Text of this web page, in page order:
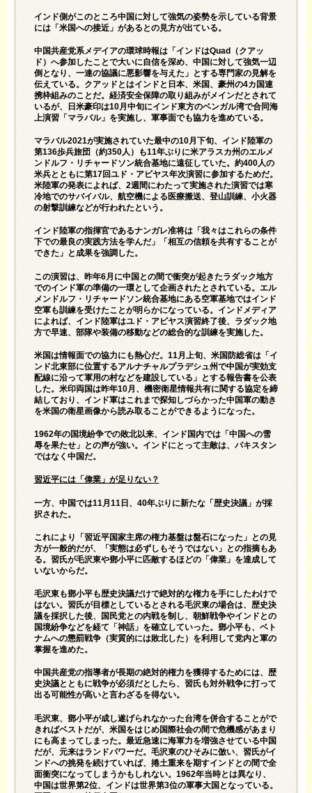
インド側がこのところ中国に対して強気の姿勢を示している背景
には「米国への接近」があるとの見方が出ている。
中国共産党系メデイアの環球時報は「インドはQuad（クアッ
ド）へ参加したことで大いに自信を深め、中国に対して強気一辺
倒となり、一連の協議に悪影響を与えた」とする専門家の見解を
伝えている。クアッドとはインドと日本、米国、豪州の4カ国連
携枠組みのことだ。経済安全保障の取り組みがメインだとされて
いるが、日米豪印は10月中旬にインド東方のベンガル湾で合同海
上演習「マラバル」を実施し、軍事面でも協力を進めている。
マラバル2021が実施されていた最中の10月下旬、インド陸軍の
第136歩兵旅団（約350人）も11年ぶりに米アラスカ州のエルメ
ンドルフ・リチャードソン統合基地に遠征していた。約400人の
米兵とともに第17回ユド・アビヤス年次演習に参加するためだ。
米陸軍の発表によれば、2週間にわたって実施された演習では寒
冷地でのサバイバル、航空機による医療搬送、登山訓練、小火器
の射撃訓練などが行われたという。
インド陸軍の指揮官であるナンガレ准将は「我々はこれらの条件
下での最良の実践方法を学んだ」「相互の信頼を共有することが
できた」と成果を強調した。
この演習は、昨年6月に中国との間で衝突が起きたラダック地方
でのインド軍の準備の一環として企画されたとされている。エル
メンドルフ・リチャードソン統合基地にある空軍基地ではインド
空軍も訓練を受けたことが明らかになっている。インドメディア
によれば、インド陸軍はユド・アビヤス演習終了後、ラダック地
方で早速、部隊や装備の移動などの総合的な訓練を実施した。
米国は情報面での協力にも熱心だ。11月上旬、米国防総省は「イ
ンド北東部に位置するアルナチャルプラデシュ州で中国が実効支
配線に沿って軍用の村などを建設している」とする報告書を公表
した。米印両国は昨年10月、機密衛星情報共有に関する協定を締
結しており、インド軍はこれまで探知しづらかった中国軍の動き
を米国の衛星画像から読み取ることができるようになった。
1962年の国境紛争での敗北以来、インド国内では「中国への雪
辱を果たせ」との声が強い。インドにとって主敵は、パキスタン
ではなく中国だ。
習近平には「偉業」が足りない？
一方、中国では11月11日、40年ぶりに新たな「歴史決議」が採
択された。
これにより「習近平国家主席の権力基盤は盤石になった」との見
方が一般的だが、「実態は必ずしもそうではない」との指摘もあ
る。習氏が毛沢東や鄧小平に匹敵するほどの「偉業」を達成して
いないからだ。
毛沢東も鄧小平も歴史決議だけで絶対的な権力を手にしたわけで
はない。習氏が目標としているとされる毛沢東の場合は、歴史決
議を採択した後、国民党との内戦を制し、朝鮮戦争やインドとの
国境紛争などを経て「神話」を確立していった。鄧小平も、ベト
ナムへの懲罰戦争（実質的には敗北した）を利用して党内と軍の
掌握を進めた。
中国共産党の指導者が長期の絶対的権力を獲得するためには、歴
史決議とともに戦争が必須だとしたら、習氏も対外戦争に打って
出る可能性が高いと言わざるを得ない。
毛沢東、鄧小平が成し遂げられなかった台湾を併合することがで
きればベストだが、米国をはじめ国際社会の間で危機感があまり
にも高まってしまった。最近急速に海軍力を増強させている中国
だが、元来はランドパワーだ。毛沢東のひそみに倣い、習氏がイ
ンドへの挑発を続けていれば、捲土重来を期すインドとの間で全
面衝突になってしまうかもしれない。1962年当時とは異なり、
中国は世界第2位、インドは世界第3位の軍事大国となっている。